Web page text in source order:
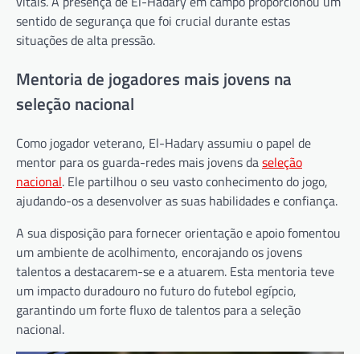
sentido de segurança que foi crucial durante estas
situações de alta pressão.
Mentoria de jogadores mais jovens na
seleção nacional
Como jogador veterano, El-Hadary assumiu o papel de
mentor para os guarda-redes mais jovens daseleção
nacional. Ele partilhou o seu vasto conhecimento do jogo,
ajudando-os a desenvolver as suas habilidades e confiança.
A sua disposição para fornecer orientação e apoio fomentou
um ambiente de acolhimento, encorajando os jovens
talentos a destacarem-se e a atuarem. Esta mentoria teve
um impacto duradouro no futuro do futebol egípcio,
garantindo um forte fluxo de talentos para a seleção
nacional.